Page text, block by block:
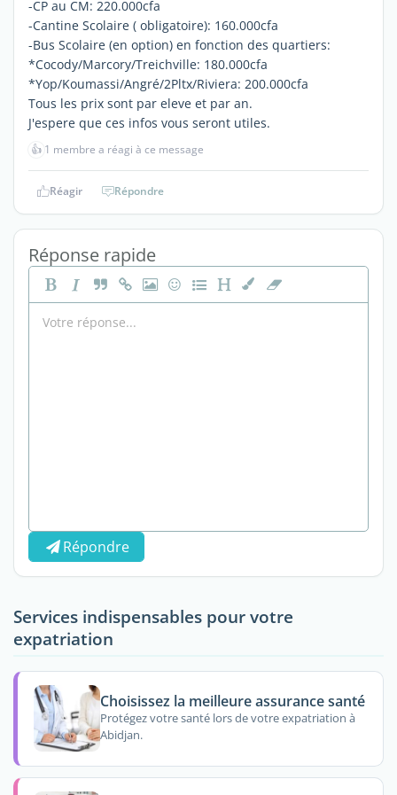
-CP au CM: 220.000cfa
-Cantine Scolaire ( obligatoire): 160.000cfa
-Bus Scolaire (en option) en fonction des quartiers:
*Cocody/Marcory/Treichville: 180.000cfa
*Yop/Koumassi/Angré/2Pltx/Riviera: 200.000cfa
Tous les prix sont par eleve et par an.
J'espere que ces infos vous seront utiles.
👍 1 membre a réagi à ce message
Réagir Répondre
Réponse rapide
Répondre
Services indispensables pour votre
expatriation
Choisissez la meilleure assurance santé
Protégez votre santé lors de votre expatriation à
Abidjan.